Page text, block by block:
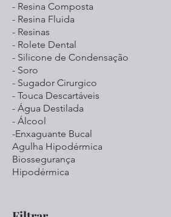
- Resina Composta
- Resina Fluida
- Resinas
- Rolete Dental
- Silicone de Condensação
- Soro
- Sugador Cirurgico
- Touca Descartáveis
- Água Destilada
- Álcool
-Enxaguante Bucal
Agulha Hipodérmica
Biossegurança
Hipodérmica